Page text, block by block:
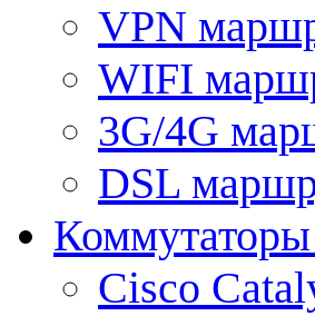
VPN
WIFI
3G/4G
DSL
Cisco